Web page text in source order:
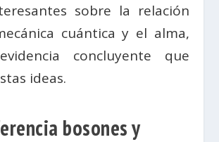
sobre la relación
cuántica y el alma,
concluyente que
ideas.
bosones y